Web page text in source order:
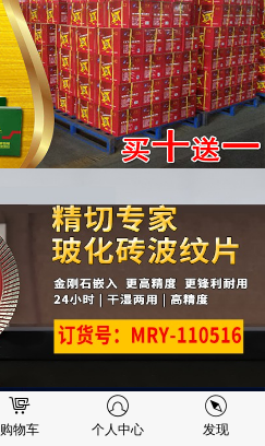
购物车 个人中心 发现